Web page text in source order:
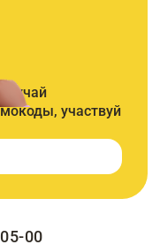
участвуй
00